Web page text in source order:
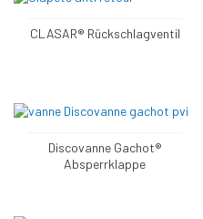
CLASAR® Rückschlagventil
Discovanne Gachot®
Absperrklappe